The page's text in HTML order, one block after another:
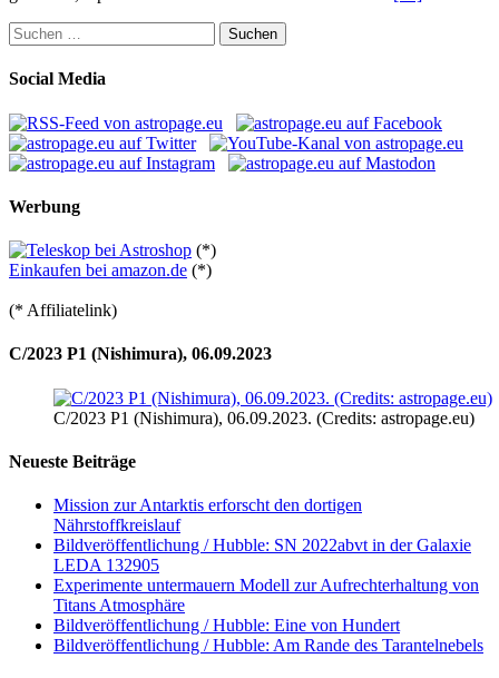
Suchen
nach:
Social Media
Werbung
(*)
Einkaufen bei amazon.de (*)
(* Affiliatelink)
C/2023 P1 (Nishimura), 06.09.2023
C/2023 P1 (Nishimura), 06.09.2023. (Credits: astropage.eu)
Neueste Beiträge
Mission zur Antarktis erforscht den dortigen
Nährstoffkreislauf
Bildveröffentlichung / Hubble: SN 2022abvt in der Galaxie
LEDA 132905
Experimente untermauern Modell zur Aufrechterhaltung von
Titans Atmosphäre
Bildveröffentlichung / Hubble: Eine von Hundert
Bildveröffentlichung / Hubble: Am Rande des Tarantelnebels